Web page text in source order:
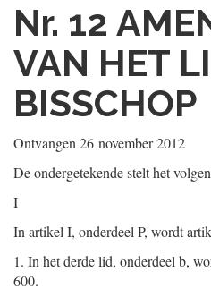
Nr. 12
VAN HET
BISSCHOP
Ontvangen 26 november 2012
De ondergetekende stelt het
I
In artikel I, onderdeel P, wordt
1. In het derde lid, onderdeel b,
600.